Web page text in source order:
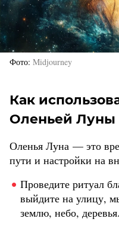
Фото Midjourney
Как
Оленьей Луны
Оленья Луна — это
пути и настройки на
Проведите ритуал
выйдите на улицу,
землю, небо, деревья.